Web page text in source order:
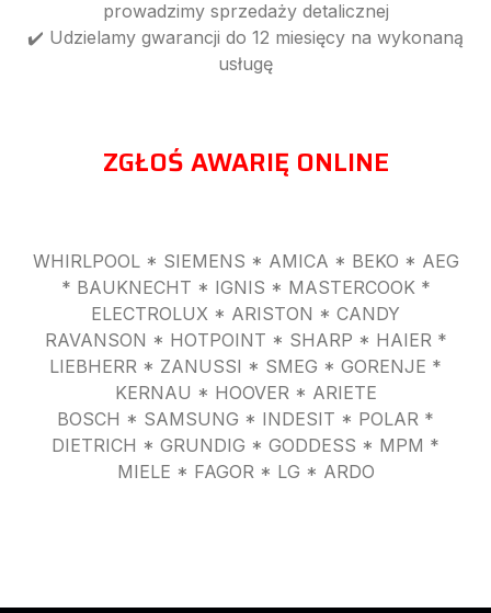
prowadzimy sprzedaży detalicznej
✔️ Udzielamy gwarancji do 12 miesięcy na wykonaną
usługę
ZGŁOŚ AWARIĘ ONLINE
WHIRLPOOL * SIEMENS * AMICA * BEKO * AEG
* BAUKNECHT * IGNIS * MASTERCOOK *
ELECTROLUX * ARISTON * CANDY
RAVANSON * HOTPOINT * SHARP * HAIER *
LIEBHERR * ZANUSSI * SMEG * GORENJE *
KERNAU * HOOVER * ARIETE
BOSCH * SAMSUNG * INDESIT * POLAR *
DIETRICH * GRUNDIG * GODDESS * MPM *
MIELE * FAGOR * LG * ARDO